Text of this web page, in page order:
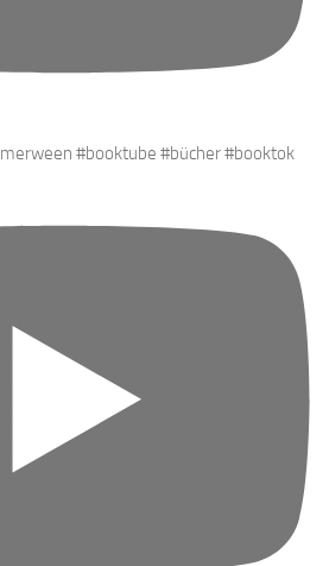
#booktube #bücher #booktok